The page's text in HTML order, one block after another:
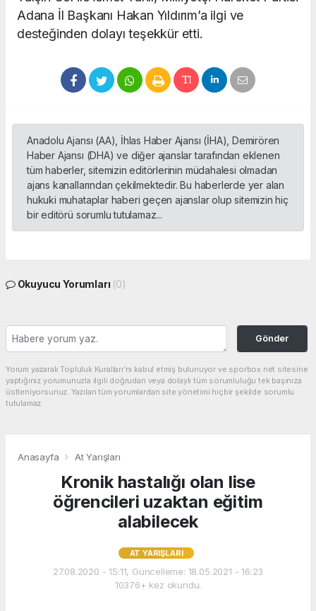
Adana İl Başkanı Hakan Yıldırım’a ilgi ve
desteğinden dolayı teşekkür etti.
Anadolu Ajansı (AA), İhlas Haber Ajansı (İHA), Demirören
Haber Ajansı (DHA) ve diğer ajanslar tarafından eklenen
tüm haberler, sitemizin editörlerinin müdahalesi olmadan
ajans kanallarından çekilmektedir. Bu haberlerde yer alan
hukuki muhataplar haberi geçen ajanslar olup sitemizin hiç
bir editörü sorumlu tutulamaz...
Okuyucu Yorumları (0)
Gönder
Yorum yazarak Topluluk Kuralları’nı kabul etmiş bulunuyor ve sporbox.net sitesine
yaptığınız yorumunuzla ilgili doğrudan veya dolaylı tüm sorumluluğu tek başınıza
üstleniyorsunuz. Yazılan tüm yorumlardan site yönetimi hiçbir şekilde sorumlu
tutulamaz.
Anasayfa At Yarışları
Kronik hastalığı olan lise
öğrencileri uzaktan eğitim
alabilecek
AT YARIŞLARI
27.08.2020 - 15:11, Güncelleme: 18.05.2021 - 16:23
10376+ kez okundu.